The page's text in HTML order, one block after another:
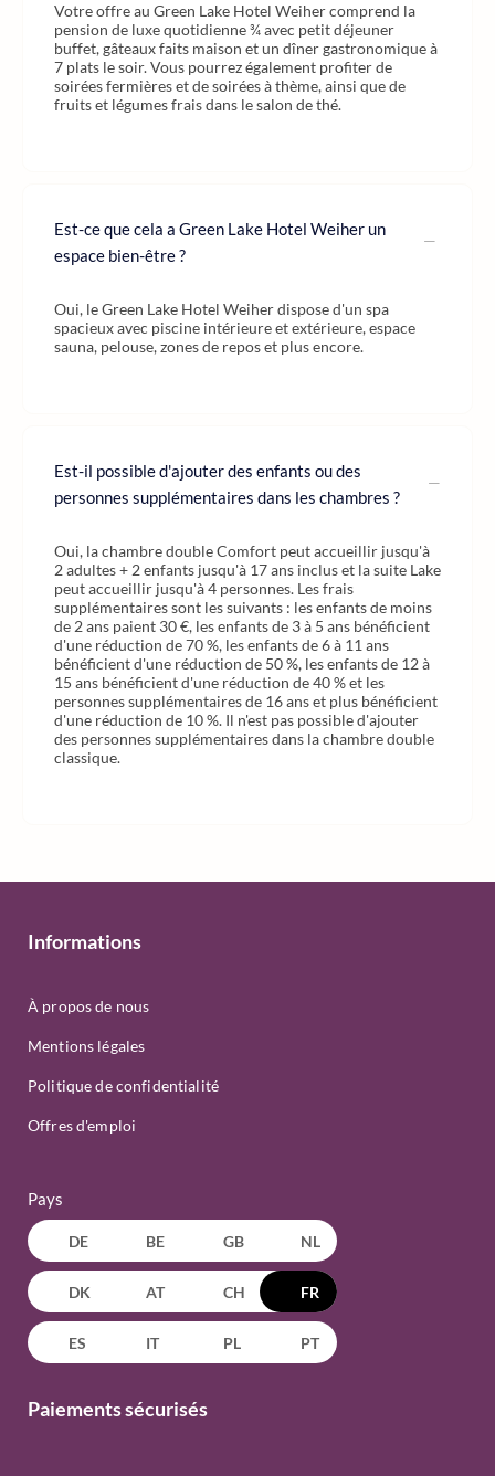
Votre offre au Green Lake Hotel Weiher comprend la
pension de luxe quotidienne ¾ avec petit déjeuner
buffet, gâteaux faits maison et un dîner gastronomique à
7 plats le soir. Vous pourrez également profiter de
soirées fermières et de soirées à thème, ainsi que de
fruits et légumes frais dans le salon de thé.
Est-ce que cela a Green Lake Hotel Weiher un
espace bien-être ?
Oui, le Green Lake Hotel Weiher dispose d'un spa
spacieux avec piscine intérieure et extérieure, espace
sauna, pelouse, zones de repos et plus encore.
Est-il possible d'ajouter des enfants ou des
personnes supplémentaires dans les chambres ?
Oui, la chambre double Comfort peut accueillir jusqu'à
2 adultes + 2 enfants jusqu'à 17 ans inclus et la suite Lake
peut accueillir jusqu'à 4 personnes. Les frais
supplémentaires sont les suivants : les enfants de moins
de 2 ans paient 30 €, les enfants de 3 à 5 ans bénéficient
d'une réduction de 70 %, les enfants de 6 à 11 ans
bénéficient d'une réduction de 50 %, les enfants de 12 à
15 ans bénéficient d'une réduction de 40 % et les
personnes supplémentaires de 16 ans et plus bénéficient
d'une réduction de 10 %. Il n'est pas possible d'ajouter
des personnes supplémentaires dans la chambre double
classique.
Informations
À propos de nous
Mentions légales
Politique de confidentialité
Offres d'emploi
Pays
DE BE GB NL
DK AT CH FR
ES IT PL PT
Paiements sécurisés